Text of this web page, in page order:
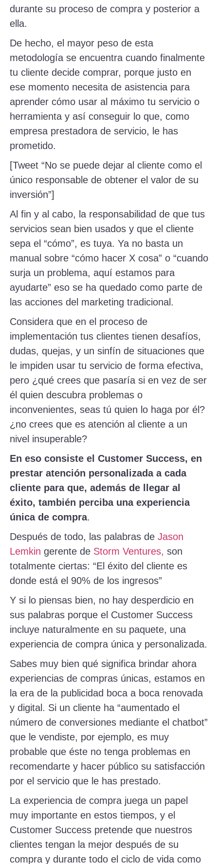
durante su proceso de compra y posterior a
ella.
De hecho, el mayor peso de esta
metodología se encuentra cuando finalmente
tu cliente decide comprar, porque justo en
ese momento necesita de asistencia para
aprender cómo usar al máximo tu servicio o
herramienta y así conseguir lo que, como
empresa prestadora de servicio, le has
prometido.
[Tweet “No se puede dejar al cliente como el
único responsable de obtener el valor de su
inversión”]
Al fin y al cabo, la responsabilidad de que tus
servicios sean bien usados y que el cliente
sepa el “cómo”, es tuya. Ya no basta un
manual sobre “cómo hacer X cosa” o “cuando
surja un problema, aquí estamos para
ayudarte” eso se ha quedado como parte de
las acciones del marketing tradicional.
Considera que en el proceso de
implementación tus clientes tienen desafíos,
dudas, quejas, y un sinfín de situaciones que
le impiden usar tu servicio de forma efectiva,
pero ¿qué crees que pasaría si en vez de ser
él quien descubra problemas o
inconvenientes, seas tú quien lo haga por él?
¿no crees que es atención al cliente a un
nivel insuperable?
En eso consiste el Customer Success, en
prestar atención personalizada a cada
cliente para que, además de llegar al
éxito, también perciba una experiencia
única de compra.
Después de todo, las palabras de Jason
Lemkin gerente de Storm Ventures, son
totalmente ciertas: “El éxito del cliente es
donde está el 90% de los ingresos”
Y si lo piensas bien, no hay desperdicio en
sus palabras porque el Customer Success
incluye naturalmente en su paquete, una
experiencia de compra única y personalizada.
Sabes muy bien qué significa brindar ahora
experiencias de compras únicas, estamos en
la era de la publicidad boca a boca renovada
y digital. Si un cliente ha “aumentado el
número de conversiones mediante el chatbot”
que le vendiste, por ejemplo, es muy
probable que éste no tenga problemas en
recomendarte y hacer público su satisfacción
por el servicio que le has prestado.
La experiencia de compra juega un papel
muy importante en estos tiempos, y el
Customer Success pretende que nuestros
clientes tengan la mejor después de su
compra y durante todo el ciclo de vida como